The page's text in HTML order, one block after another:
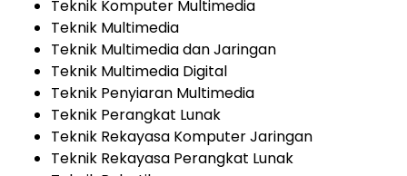
Teknik Komputer Multimedia
Teknik Multimedia
Teknik Multimedia dan Jaringan
Teknik Multimedia Digital
Teknik Penyiaran Multimedia
Teknik Perangkat Lunak
Teknik Rekayasa Komputer Jaringan
Teknik Rekayasa Perangkat Lunak